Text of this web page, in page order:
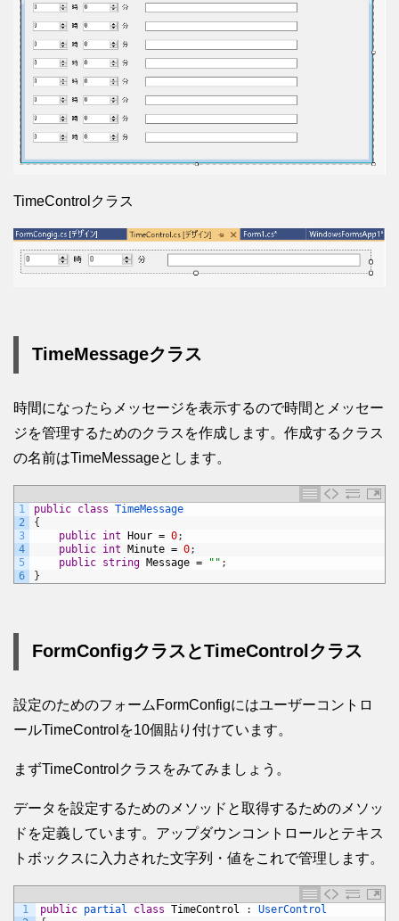
TimeControlクラス
TimeMessageクラス
時間になったらメッセージを表示するので時間とメッセー
ジを管理するためのクラスを作成します。作成するクラス
の名前はTimeMessageとします。
1
2
3
4
5
6
public class TimeMessage
{
public int Hour = 0;
public int Minute = 0;
public string Message = "" ;
}
FormConfigクラスとTimeControlクラス
設定のためのフォームFormConfigにはユーザーコントロ
ールTimeControlを10個貼り付けています。
まずTimeControlクラスをみてみましょう。
データを設定するためのメソッドと取得するためのメソッ
ドを定義しています。アップダウンコントロールとテキス
トボックスに入力された文字列・値をこれで管理します。
1
public partial class TimeControl :
UserControl